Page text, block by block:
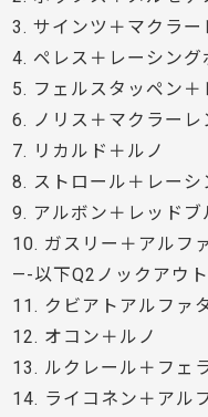
3. サインツ＋マクラー
4. ペレス＋レーシング
5. フェルスタッペン
6. ノリス＋マクラーレ
7. リカルド＋ルノ
8. ストロール＋レーシ
9. アルボン＋レッドブ
10. ガスリー＋アルフ
—-以下Q2ノックアウト
11. クビアトアルファ
12. オコン＋ルノ
13. ルクレール＋フェ
14. ライコネン＋アル